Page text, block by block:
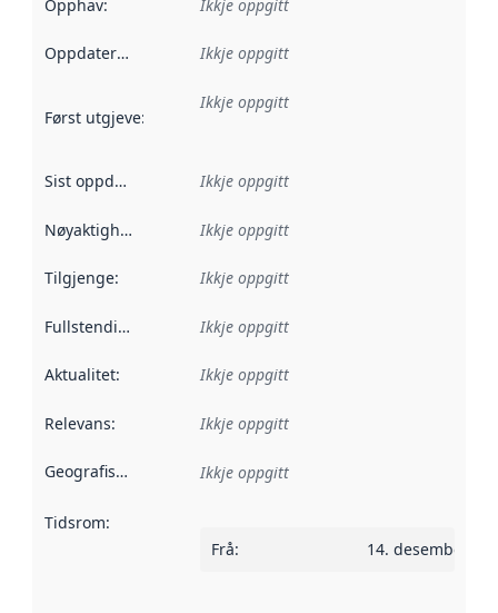
Opphav: Ikkje oppgitt
Oppdateringsfrekvens :
Ikkje oppgitt
Først utgjeve: Denne datoen seier når dataa i dette
Ikkje oppgitt
Sist oppdatert Ikkje oppgitt
Nøyaktigheit Ikkje oppgitt
Tilgjenge: Ikkje oppgitt
Fullstendigheit Ikkje oppgitt
Aktualitet: Ikkje oppgitt
Relevans: Ikkje oppgitt
Geografisk område Ikkje oppgitt
Tidsrom:
Frå: 14. desember